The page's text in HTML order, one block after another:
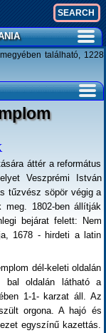
található, 1228
áttér a református
Veszprémi István
tűzvész söpör végig a
meg. 1802-ben állítják
bejárat felett: Nem
1678 - hirdeti a latin
dél-keleti oldalán
bal oldalán látható a
1-1- karzat áll. Az
orgona. A hajó és
egyszínű kazettás.